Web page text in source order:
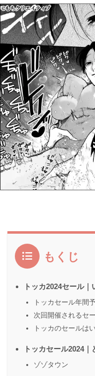
もくじ
トッカ2024セール
トッカセール年間
次回開催されるセ
トッカのセールは
トッカセール2024
ゾゾタウン